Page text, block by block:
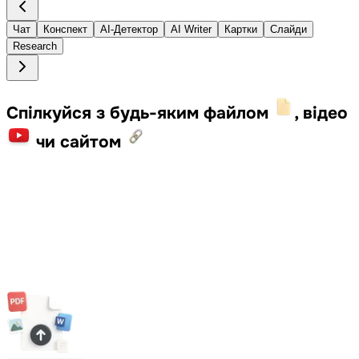
Чат Конспект AI-Детектор AI Writer Картки
Слайди
Research
Спілкуйся з будь-яким файлом
, відео
чи сайтом